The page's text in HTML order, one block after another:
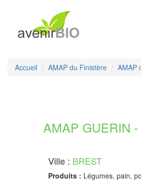
Accueil AMAP du Finistère AMAP
AMAP GUERIN
Ville : BREST
Produits : Légumes, pain,